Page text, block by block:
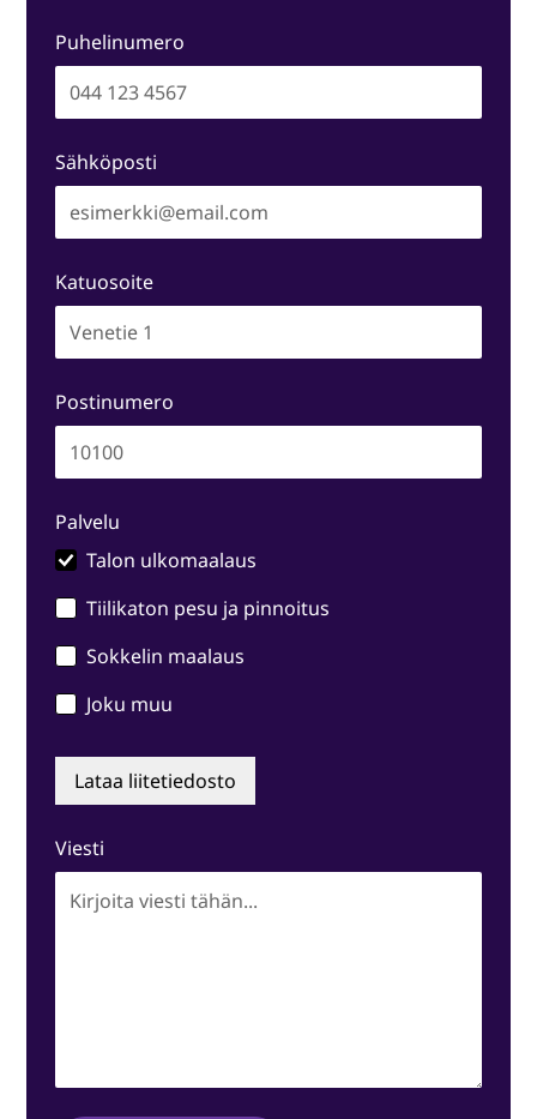
Puhelinumero
Sähköposti
Katuosoite
Postinumero
Palvelu
Talon ulkomaalaus
Tiilikaton pesu ja pinnoitus
Sokkelin maalaus
Joku muu
Lataa liitetiedosto
Viesti